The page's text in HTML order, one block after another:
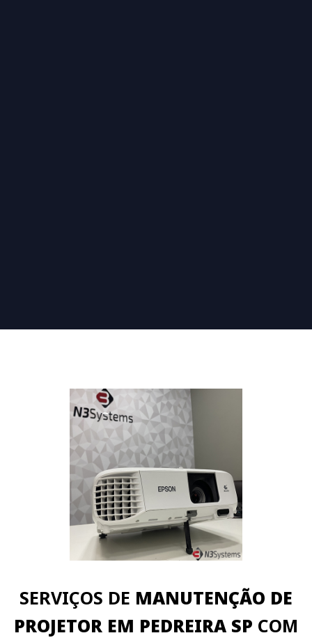
SERVIÇOS DE MANUTENÇÃO DE
PROJETOR EM PEDREIRA SP COM